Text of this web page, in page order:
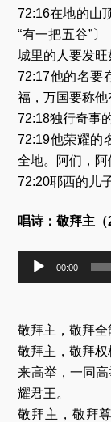
72:16在地的山
“有一把五谷”
城里的人要发旺
72:17他的名要
福，万国要称他
72:18独行奇事
72:19他荣耀的
全地。阿们，阿
72:20耶西的儿
唱诗：敬拜主（
器
00:00
敬拜主，敬拜全
敬拜主，敬拜权
来高举，一同
耀君王。
敬拜主，敬拜